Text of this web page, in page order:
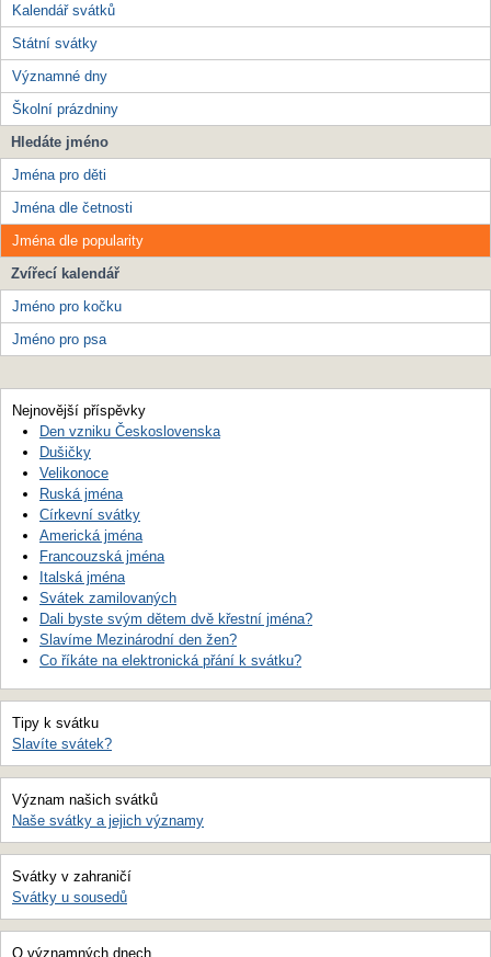
Kalendář svátků
Státní svátky
Významné dny
Školní prázdniny
Hledáte jméno
Jména pro děti
Jména dle četnosti
Jména dle popularity
Zvířecí kalendář
Jméno pro kočku
Jméno pro psa
Nejnovější příspěvky
Den vzniku Československa
Dušičky
Velikonoce
Ruská jména
Církevní svátky
Americká jména
Francouzská jména
Italská jména
Svátek zamilovaných
Dali byste svým dětem dvě křestní jména?
Slavíme Mezinárodní den žen?
Co říkáte na elektronická přání k svátku?
Tipy k svátku
Slavíte svátek?
Význam našich svátků
Naše svátky a jejich významy
Svátky v zahraničí
Svátky u sousedů
O významných dnech